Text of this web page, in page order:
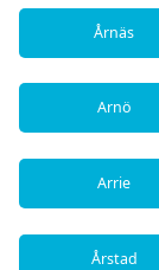
Årnäs
Arnö
Arrie
Årstad